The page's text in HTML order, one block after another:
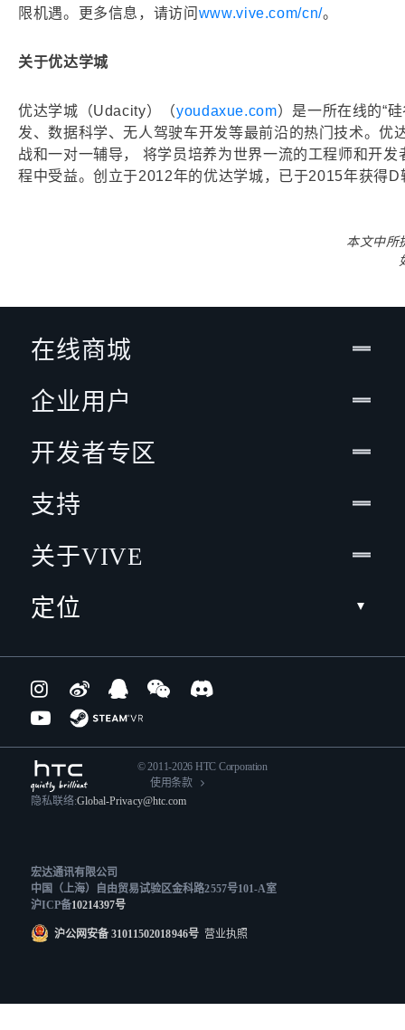
限机遇。更多信息，请访问 www.vive.com/cn/。
关于优达学城
优达学城（Udacity）（youdaxue.com）是一所在线的“
发、数据科学、无人驾驶车开发等最前沿的热门技术。
战和一对一辅导， 将学员培养为世界一流的工程师和开
程中受益。创立于2012年的优达学城，已于2015年获得
本文中所
在线商城
企业用户
开发者专区
支持
关于VIVE
定位
© 2011-2026 HTC Corporation
使用条款
隐私联络:Global-Privacy@htc.com
宏达通讯有限公司
中国（上海）自由贸易试验区金科路2557号101-A室
沪ICP备10214397号
沪公网安备 31011502018946号营业执照